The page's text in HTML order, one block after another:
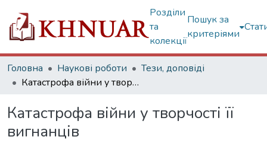
Розділи
та
колекції
Пошук за
критеріями
Головна Наукові роботи
Тези, доповіді
Катастрофа війни у творчості її вигнанців
Катастрофа війни у творчості її
вигнанців